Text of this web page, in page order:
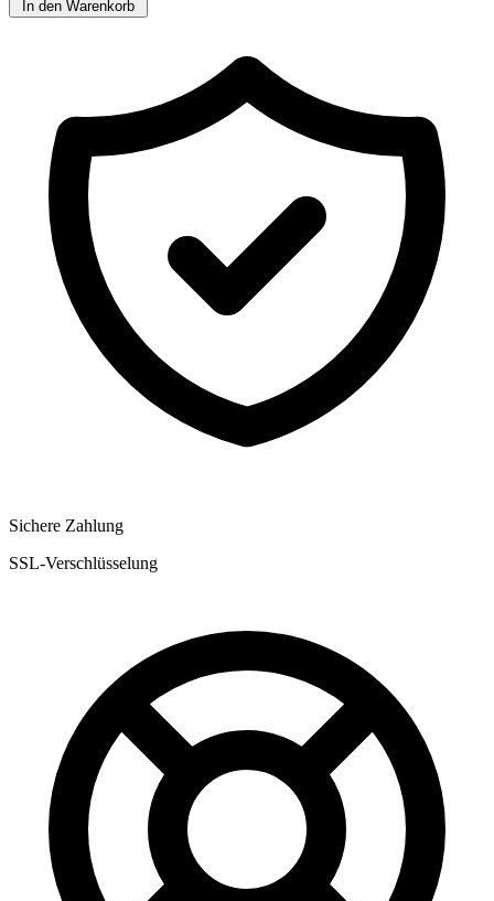
In den Warenkorb
Sichere Zahlung
SSL-Verschlüsselung